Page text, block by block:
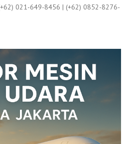
021-649-8456 | (+62) 0852-8276-